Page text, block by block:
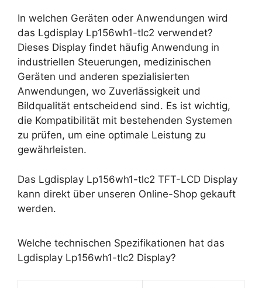
In welchen Geräten oder Anwendungen wird
das Lgdisplay Lp156wh1-tlc2 verwendet?
Dieses Display findet häufig Anwendung in
industriellen Steuerungen, medizinischen
Geräten und anderen spezialisierten
Anwendungen, wo Zuverlässigkeit und
Bildqualität entscheidend sind. Es ist wichtig,
die Kompatibilität mit bestehenden Systemen
zu prüfen, um eine optimale Leistung zu
gewährleisten.
Das Lgdisplay Lp156wh1-tlc2 TFT-LCD Display
kann direkt über unseren Online-Shop gekauft
werden.
Welche technischen Spezifikationen hat das
Lgdisplay Lp156wh1-tlc2 Display?